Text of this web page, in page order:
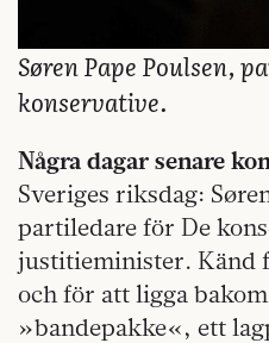
Søren Pape Poulsen,
konservative.
Några dagar senare
Sveriges riksdag:
partiledare för De
justitieminister. Känd
och för att ligga
»bandepakke«, ett